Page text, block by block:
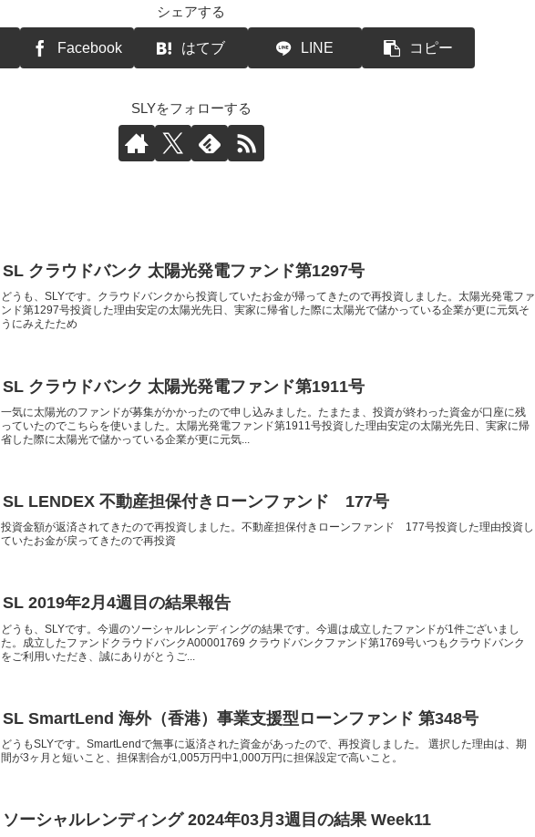
シェアする
Facebook はてブ LINE コピー
SLYをフォローする
SL クラウドバンク 太陽光発電ファンド第1297号
どうも、SLYです。クラウドバンクから投資していたお金が帰ってきたので再投資しました。太陽光発電ファ
ンド第1297号投資した理由安定の太陽光先日、実家に帰省した際に太陽光で儲かっている企業が更に元気そ
うにみえたため
SL クラウドバンク 太陽光発電ファンド第1911号
一気に太陽光のファンドが募集がかかったので申し込みました。たまたま、投資が終わった資金が口座に残
っていたのでこちらを使いました。太陽光発電ファンド第1911号投資した理由安定の太陽光先日、実家に帰
省した際に太陽光で儲かっている企業が更に元気...
SL LENDEX 不動産担保付きローンファンド 177号
投資金額が返済されてきたので再投資しました。不動産担保付きローンファンド 177号投資した理由投資し
ていたお金が戻ってきたので再投資
SL 2019年2月4週目の結果報告
どうも、SLYです。今週のソーシャルレンディングの結果です。今週は成立したファンドが1件ございまし
た。成立したファンドクラウドバンクA00001769 クラウドバンクファンド第1769号いつもクラウドバンク
をご利用いただき、誠にありがとうご...
SL SmartLend 海外（香港）事業支援型ローンファンド 第348号
どうもSLYです。SmartLendで無事に返済された資金があったので、再投資しました。 選択した理由は、期
間が3ヶ月と短いこと、担保割合が1,005万円中1,000万円に担保設定で高いこと。
ソーシャルレンディング 2024年03月3週目の結果 Week11